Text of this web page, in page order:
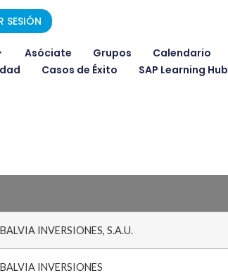
SESIÓN
Asóciate Grupos Calendario
Casos de Éxito SAP Learning Hub
INVERSIONES, S.A.U.
INVERSIONES